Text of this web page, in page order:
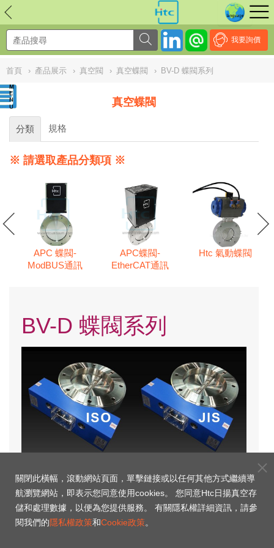
我要詢價
首頁 › 產品展示 › 真空閥 › 真空蝶閥 › BV-D 蝶閥系列
真空蝶閥
分類 規格
※ 請選取產品分類項 ※
APC 蝶閥-
ModBUS通訊
APC蝶閥-
EtherCAT通訊
Htc 氣動蝶閥
BV-D 蝶閥系列
BV-ISO-AXOD BV-JIS-AXOD
NULL
關閉此橫幅，滾動網站頁面，單擊鏈接或以任何其他方式繼續導
航瀏覽網站，即表示您同意使用cookies。 您同意Htc日揚真空存
儲和處理數據，以便為您提供服務。 有關隱私權詳細資訊，請參
閱我們的隱私權政策和Cookie政策。